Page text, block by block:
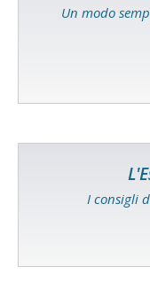
Un modo
I consigli